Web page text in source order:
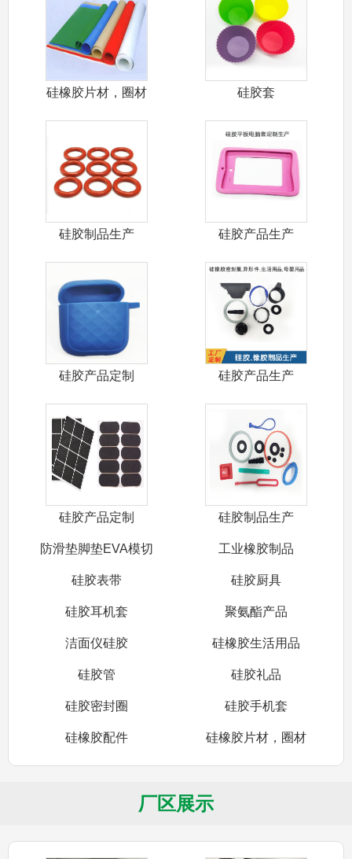
硅橡胶片材，圈材 硅胶套
硅胶制品生产 硅胶产品生产
硅胶产品定制 硅胶产品生产
硅胶产品定制 硅胶制品生产
防滑垫脚垫EVA模切 工业橡胶制品
硅胶表带 硅胶厨具
硅胶耳机套 聚氨酯产品
洁面仪硅胶 硅橡胶生活用品
硅胶管 硅胶礼品
硅胶密封圈 硅胶手机套
硅橡胶配件 硅橡胶片材，圈材
厂区展示